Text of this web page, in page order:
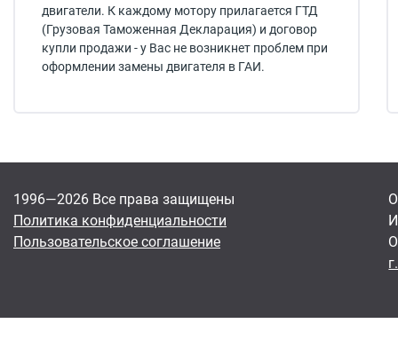
двигатели. К каждому мотору прилагается ГТД
(Грузовая Таможенная Декларация) и договор
купли продажи - у Вас не возникнет проблем при
оформлении замены двигателя в ГАИ.
1996—2026 Все права защищены
Политика конфиденциальности
Пользовательское соглашение